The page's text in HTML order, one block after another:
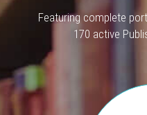
Featuring complete
170 active